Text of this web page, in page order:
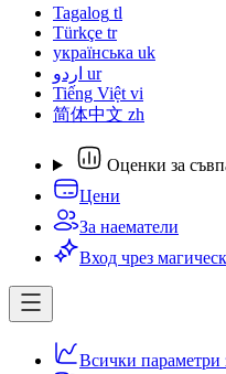
Tagalog tl
Türkçe tr
українська uk
اردو ur
Tiếng Việt vi
简体中文 zh
Оценки за
Цени
За наематели
Вход чрез
Всички параметри